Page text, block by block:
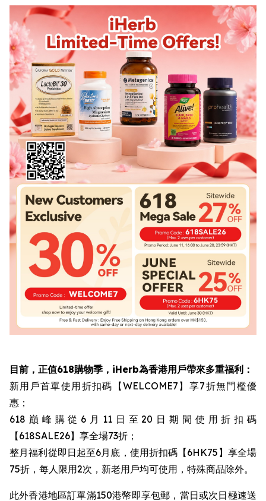
目前，正值618購物季，iHerb為香港用戶帶來多重福利：
新用戶首單使用折扣碼【WELCOME7】享7折無門檻優
惠；
618巔峰購從6月11日至20日期間使用折扣碼
【618SALE26】享全場73折；
整月福利從即日起至6月底，使用折扣碼【6HK75】享全場
75折，每人限用2次，新老用戶均可使用，特殊商品除外。
此外香港地區訂單滿150港幣即享包郵，當日或次日極速送